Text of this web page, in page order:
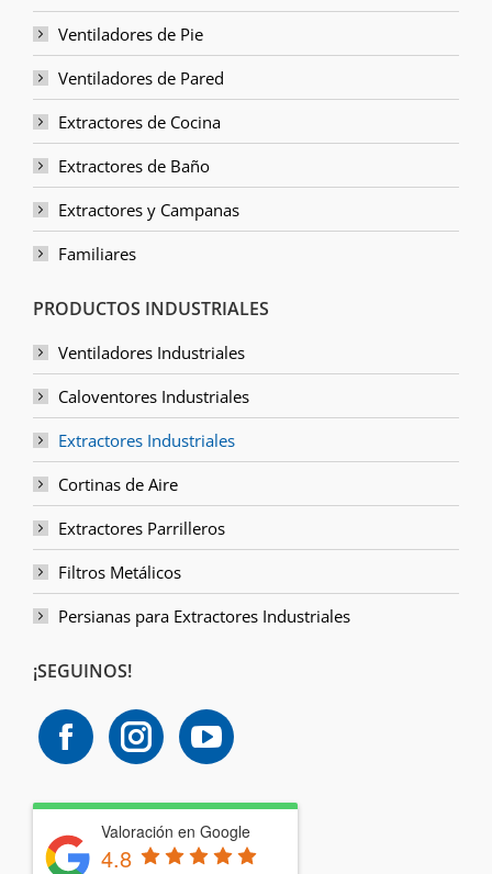
Ventiladores de Pie
Ventiladores de Pared
Extractores de Cocina
Extractores de Baño
Extractores y Campanas
Familiares
PRODUCTOS INDUSTRIALES
Ventiladores Industriales
Caloventores Industriales
Extractores Industriales
Cortinas de Aire
Extractores Parrilleros
Filtros Metálicos
Persianas para Extractores Industriales
¡SEGUINOS!
Valoración en Google
4.8